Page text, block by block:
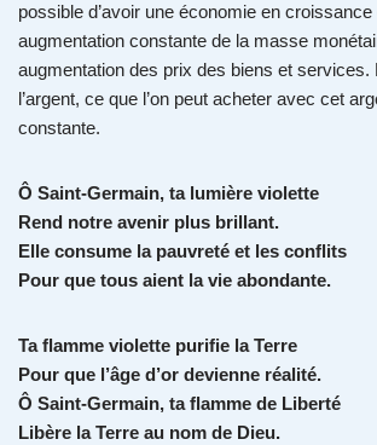
possible d’avoir une économie en
augmentation constante de la masse
augmentation des prix des biens et services.
l’argent, ce que l’on peut acheter avec cet
constante.
Ô Saint-Germain, ta lumière violette
Rend notre avenir plus brillant.
Elle consume la pauvreté et les conflits
Pour que tous aient la vie abondante.
Ta flamme violette purifie la Terre
Pour que l’âge d’or devienne réalité.
Ô Saint-Germain, ta flamme de Liberté
Libère la Terre au nom de Dieu.